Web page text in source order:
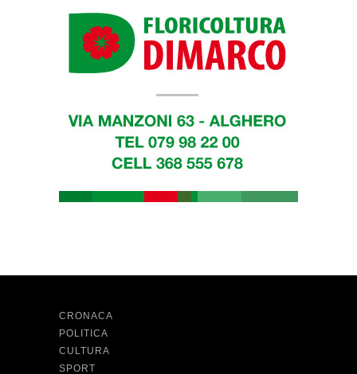
CRONACA
POLITICA
CULTURA
SPORT